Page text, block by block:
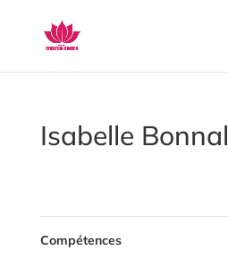
Isabelle Bonnal
Compétences